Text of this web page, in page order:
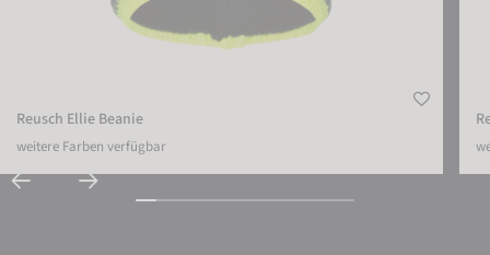
Reusch Ellie Beanie
weitere Farben verfügbar